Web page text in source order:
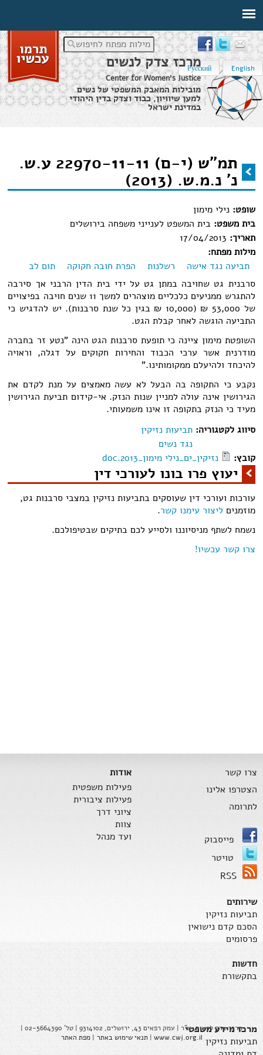
מילות מפתח לחיפוש
English
Русский
מרכז צדק לנשים
Center for Women's Justice
מובילות המאבק המשפטי של נשים
למען שיוויון, כבוד וצדק בדין היהודי
במדינת ישראל
הינך נמצא כאן תמ"ש (י-ם) 22970-11-11 ע.ש.
נ' נ.מ.ש. (2013)
שופט: נילי מימון
בית משפט:בית המשפט לענייני משפחה בירושלים
תאריך: 17/04/2013
מילות מפתח:
תביעה נגד אישה
רשלנות הפרת חובה חקוקה
תום לב
סרבנית גט שחויבה במתן גט על ידי בית הדין הרבני אך סירבה
להתגרש ממניעים כלכליים מוצהרים למשך 11 שנים חויבה בפיצויים
של 53,000 ₪ (10,000 ₪ בגין כל שנת סרבנות). יש להדגיש כי
התביעה הוגשה לאחר קבלת הגט.
השופטת מימון ציינה כי תופעת סרבנות הגט הינה "נטע זר בחברה
מודרנית אשר ערכי הכבוד והחירות חקוקים על דגלה, וראויה
להיכחד ולהיעלם ממקומותינו."
נקבע כי התקופה בה הבעל לא עשה מאמצים על מנת לקדם את
הגירושין אינה עולה למניין שנות הנזק. אי-קידום תביעת הגירושין
מעיד כי הנזק בתקופה זו אינו משמעותי.
סיווג לקטגוריה:תביעות נזיקין
נגד נשים
קובץ:
נזיקין_ים_נילי מימון_2013.doc
יעוץ פרו בונו לעורכי דין
עורכות ועורכי דין שעוסקים בתביעות נזיקין במצבי סרבנות גט,
מוזמנים ליצור עימנו קשר.
נשמח לשתף מניסיוננו ולסייע לכם בתיקים שבטיפולכם.
צרו קשר עכשיו!
צרו קשר
הצטרפו אלינו
לתרומה
פייסבוק
טויטר
RSS
אודות
פעילות משפטית
פעילות ציבורית
ציוני דרך
צוות
ועד מנהל
שירותים
תביעות נזיקין
הסכם קדם נישואין
פרסומים
חדשות
בתקשורת
מרכז מידע משפטי
תביעות נזיקין
מרכז צדק לנשים, ע"ר | עמק רפאים 43, ירושלים, 9314102 | טל' 02-5664390 |
www.cwj.org.il
|תנאי שימוש באתר |מפת האתר